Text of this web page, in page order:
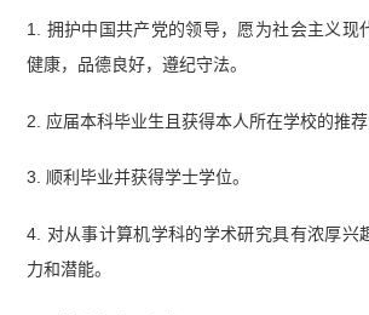
1. 拥护中国共产党的领导，愿为社会主义现
健康，品德良好，遵纪守法。
2. 应届本科毕业生且获得本人所在学校的推荐
3. 顺利毕业并获得学士学位。
4. 对从事计算机学科的学术研究具有浓厚兴
力和潜能。